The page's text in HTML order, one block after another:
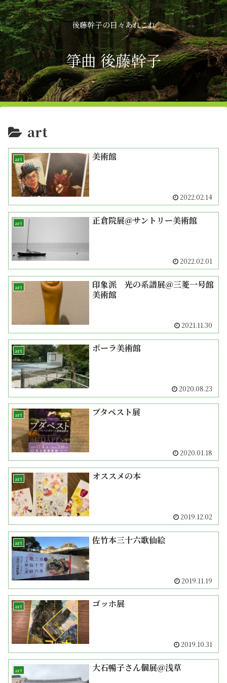
後藤幹子の日々あれこれ
箏曲 後藤幹子
art
art 美術館
2022.02.14
art 正倉院展＠サントリー美術館
2022.02.01
art
印象派 光の系譜展＠三菱一号館
美術館
2021.11.30
art ポーラ美術館
2020.08.23
art ブタペスト展
2020.01.18
art オススメの本
2019.12.02
art 佐竹本三十六歌仙絵
2019.11.19
art ゴッホ展
2019.10.31
art 大石暢子さん個展＠浅草